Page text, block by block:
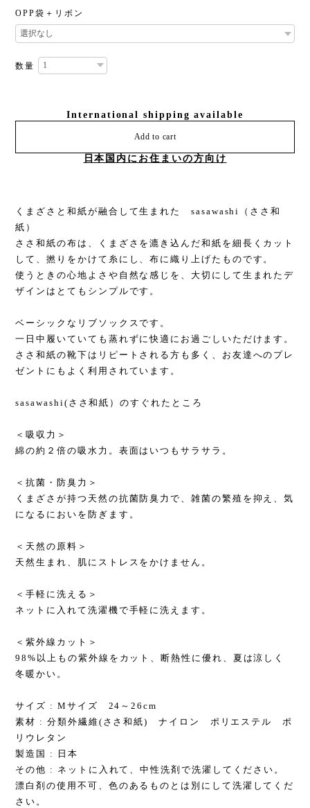
OPP袋＋リボン
数量
International shipping available
Add to cart
日本国内にお住まいの方向け
くまざさと和紙が融合して生まれた sasawashi（ささ和
紙）
ささ和紙の布は、くまざさを漉き込んだ和紙を細長くカット
して、撚りをかけて糸にし、布に織り上げたものです。
使うときの心地よさや自然な感じを、大切にして生まれたデ
ザインはとてもシンプルです。
ベーシックなリブソックスです。
一日中履いていても蒸れずに快適にお過ごしいただけます。
ささ和紙の靴下はリピートされる方も多く、お友達へのプレ
ゼントにもよく利用されています。
sasawashi(ささ和紙）のすぐれたところ
＜吸収力＞
綿の約２倍の吸水力。表面はいつもサラサラ。
＜抗菌・防臭力＞
くまざさが持つ天然の抗菌防臭力で、雑菌の繁殖を抑え、気
になるにおいを防ぎます。
＜天然の原料＞
天然生まれ、肌にストレスをかけません。
＜手軽に洗える＞
ネットに入れて洗濯機で手軽に洗えます。
＜紫外線カット＞
98%以上もの紫外線をカット、断熱性に優れ、夏は涼しく
冬暖かい。
サイズ : Mサイズ 24～26cm
素材 : 分類外繊維(ささ和紙) ナイロン ポリエステル ポ
リウレタン
製造国 : 日本
その他 : ネットに入れて、中性洗剤で洗濯してください。
漂白剤の使用不可、色のあるものとは別にして洗濯してくだ
さい。